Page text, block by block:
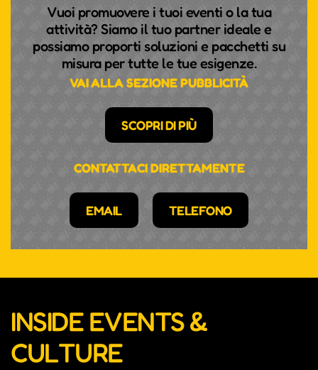
Vuoi promuovere i tuoi eventi o la tua
attività? Siamo il tuo partner ideale e
possiamo proporti soluzioni e pacchetti su
misura per tutte le tue esigenze.
VAI ALLA SEZIONE PUBBLICITÀ
SCOPRI DI PIÙ
CONTATTACI DIRETTAMENTE
EMAIL TELEFONO
INSIDE EVENTS &
CULTURE